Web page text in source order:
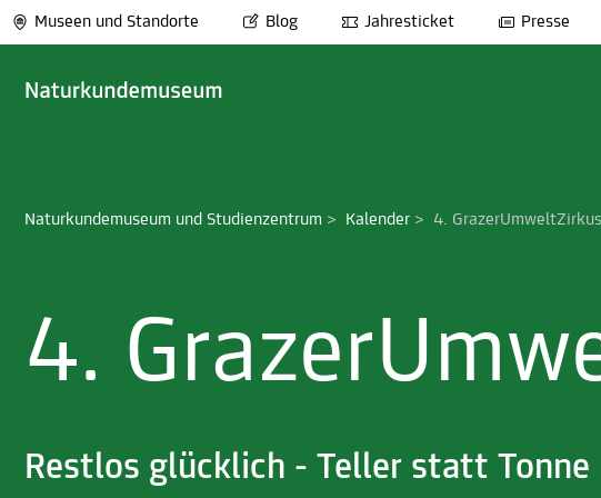
Museen und Standorte Blog Jahresticket Presse
Naturkundemuseum und Studienzentrum > Kalender > 4. GrazerUmweltZirkus
4.
Restlos glücklich - Teller statt Tonne